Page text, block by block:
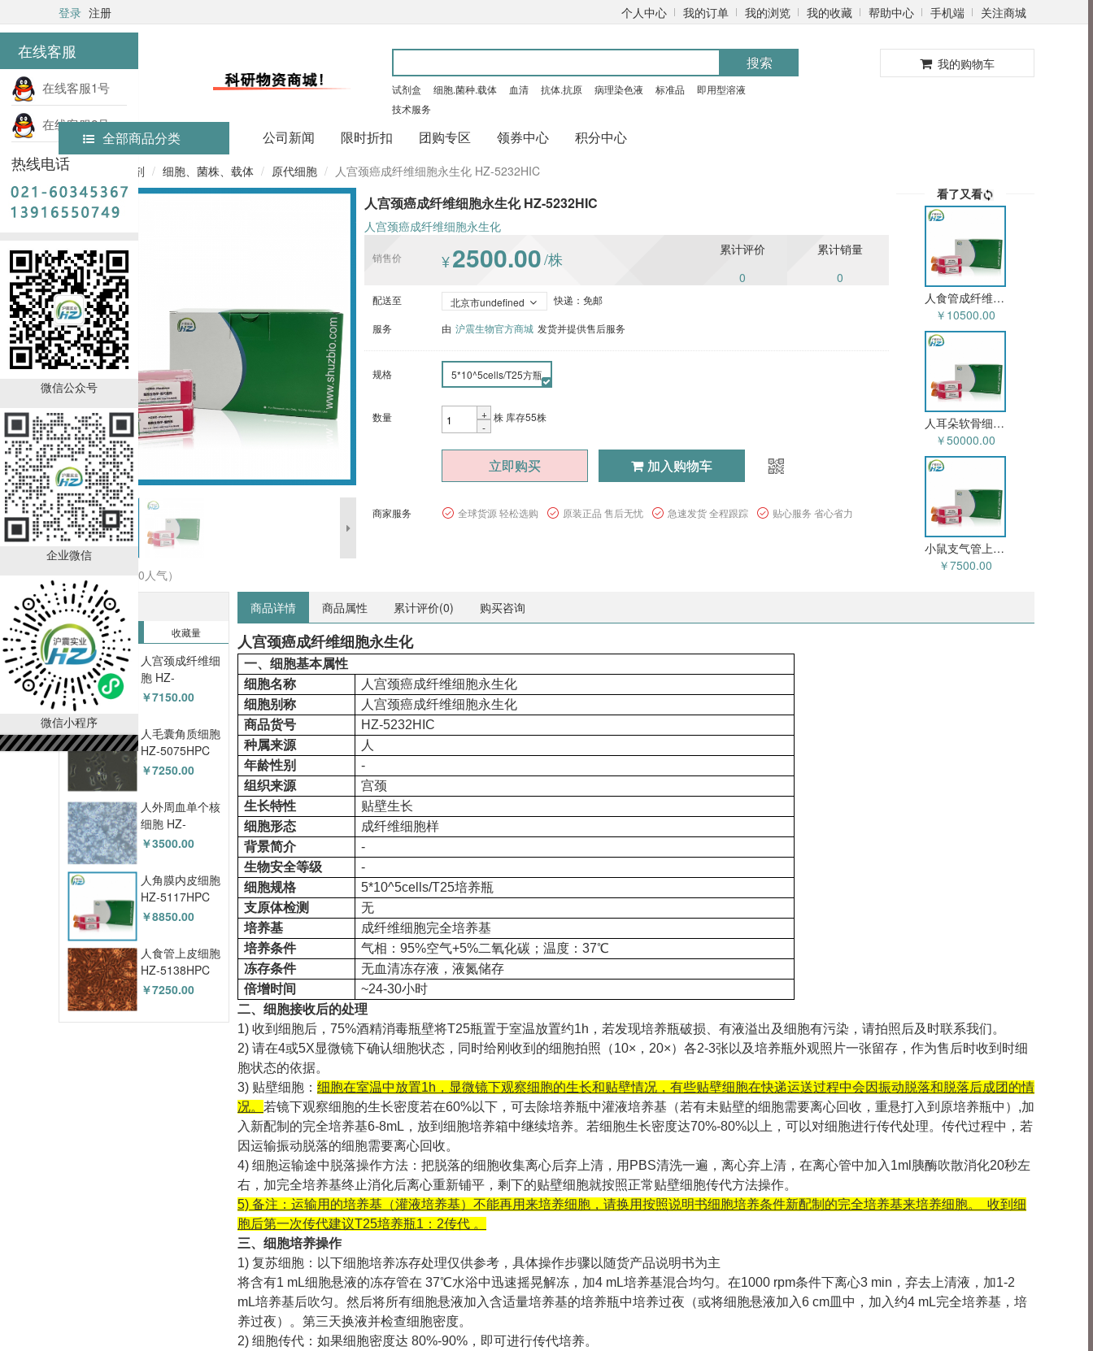
在线客服
在线客服1号
在线客服2号
热线电话
微信公众号
企业微信
微信小程序
登录 注册 个人中心 我的订单 我的浏览 我的收藏 帮助中心 手机端 关注商城
搜索
试剂盒 细胞.菌种.载体 血清 抗体.抗原 病理染色液 标准品
即用型溶液
技术服务
我的购物车
全部商品分类 公司新闻 限时折扣 团购专区 领券中心 积分中心
首页 实验试剂 细胞、菌株、载体 原代细胞 人宫颈癌成纤维细胞永生化 HZ-5232HIC
收藏商品（0人气）
人宫颈癌成纤维细胞永生化 HZ-5232HIC
人宫颈癌成纤维细胞永生化
销售价 ¥2500.00/株
累计评价
0
累计销量
0
配送至 北京市undefined 快递：免邮
服务 由 沪震生物官方商城 发货并提供售后服务
规格 5*10^5cells/T25方瓶
数量
+
-
株 库存55株
立即购买 加入购物车
商家服务 全球货源 轻松选购 原装正品 售后无忧 急速发货 全程跟踪 贴心服务 省心省力
看了又看
人食管成纤维细胞永生化 HZ-5144HIC
￥10500.00
人耳朵软骨细胞永生化 HZ-5235HIC
￥50000.00
小鼠支气管上皮永生化 HZ-5006MIC
￥7500.00
热销排行榜
销售量 收藏量
人宫颈成纤维细
胞 HZ-
5054HPC
￥7150.00
人毛囊角质细胞
HZ-5075HPC
￥7250.00
人外周血单个核
细胞 HZ-
5096HPC
￥3500.00
人角膜内皮细胞
HZ-5117HPC
￥8850.00
人食管上皮细胞
HZ-5138HPC
￥7250.00
商品详情 商品属性 累计评价(0) 购买咨询
人宫颈癌成纤维细胞永生化
一、细胞基本属性
细胞名称
人宫颈癌成纤维细胞永生化
细胞别称
人宫颈癌成纤维细胞永生化
商品货号
HZ-5232HIC
种属来源
人
年龄性别
-
组织来源
宫颈
生长特性
贴壁生长
细胞形态
成纤维细胞样
背景简介
-
生物安全等级
-
细胞规格
5*10^5cells/T25培养瓶
支原体检测
无
培养基
成纤维细胞完全培养基
培养条件
气相：95%空气+5%二氧化碳；温度：37℃
冻存条件
无血清冻存液，液氮储存
倍增时间
~24-30小时
二、细胞接收后的处理
1) 收到细胞后，75%酒精消毒瓶壁将T25瓶置于室温放置约1h，若发现培养瓶破损、有液溢出及细胞有污染，请拍照后及时联系我们。
2) 请在4或5X显微镜下确认细胞状态，同时给刚收到的细胞拍照（10×，20×）各2-3张以及培养瓶外观照片一张留存，作为售后时收到时细
胞状态的依据。
3) 贴壁细胞： 细胞在室温中放置1h，显微镜下观察细胞的生长和贴壁情况，有些贴壁细胞在快递运送过程中会因振动脱落和脱落后成团的情
况。 若镜下观察细胞的生长密度若在60%以下，可去除培养瓶中灌液培养基（若有未贴壁的细胞需要离心回收，重悬打入到原培养瓶中）,加
入新配制的完全培养基6-8mL，放到细胞培养箱中继续培养。若细胞生长密度达70%-80%以上，可以对细胞进行传代处理。传代过程中，若
因运输振动脱落的细胞需要离心回收。
4) 细胞运输途中脱落操作方法：把脱落的细胞收集离心后弃上清，用PBS清洗一遍，离心弃上清，在离心管中加入1ml胰酶吹散消化20秒左
右，加完全培养基终止消化后离心重新铺平，剩下的贴壁细胞就按照正常贴壁细胞传代方法操作。
5) 备注：运输用的培养基（灌液培养基）不能再用来培养细胞，请换用按照说明书细胞培养条件新配制的完全培养基来培养细胞。 收到细
胞后第一次传代建议T25培养瓶1：2传代 。
三、细胞培养操作
1) 复苏细胞：以下细胞培养冻存处理仅供参考，具体操作步骤以随货产品说明书为主
将含有1 mL细胞悬液的冻存管在 37℃水浴中迅速摇晃解冻，加4 mL培养基混合均匀。在1000 rpm条件下离心3 min，弃去上清液，加1-2
mL培养基后吹匀。然后将所有细胞悬液加入含适量培养基的培养瓶中培养过夜（或将细胞悬液加入6 cm皿中，加入约4 mL完全培养基，培
养过夜）。第三天换液并检查细胞密度。
2) 细胞传代：如果细胞密度达 80%-90%，即可进行传代培养。